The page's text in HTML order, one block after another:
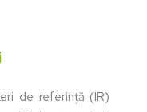
de referință (IR)